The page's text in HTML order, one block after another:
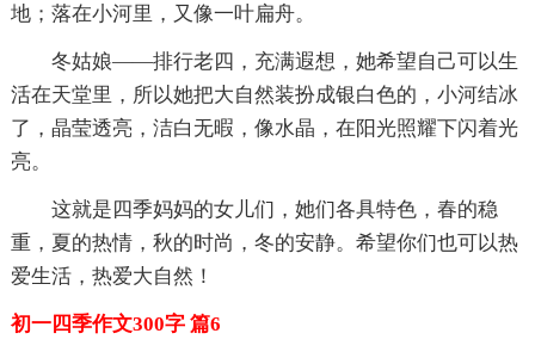
地；落在小河里，又像一叶扁舟。
冬姑娘——排行老四，充满遐想，她希望自己可以生
活在天堂里，所以她把大自然装扮成银白色的，小河结冰
了，晶莹透亮，洁白无暇，像水晶，在阳光照耀下闪着光
亮。
这就是四季妈妈的女儿们，她们各具特色，春的稳
重，夏的热情，秋的时尚，冬的安静。希望你们也可以热
爱生活，热爱大自然！
初一四季作文300字 篇6